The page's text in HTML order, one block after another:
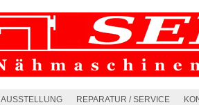
AUSSTELLUNG REPARATUR / SERVICE